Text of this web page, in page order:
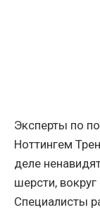
Эксперты по
Ноттингем
деле
шерсти,
Специалисты